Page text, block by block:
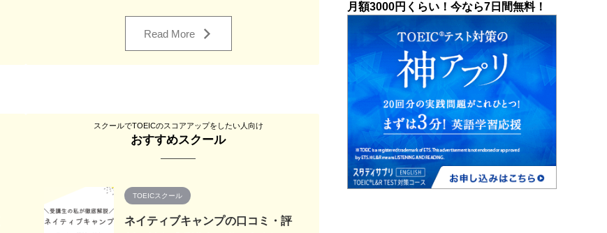
Read More
スクールでTOEICのスコアアップをしたい人向け
おすすめスクール
TOEICスクール
ネイティブキャンプの口コミ・評
月額3000円くらい！今なら7日間無料！